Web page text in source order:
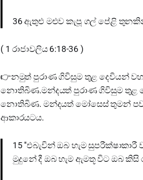
36 ඇතුළු මළුව කැපූ ගල් පේළි
( 1 රාජාවලිය 6:18-36 )
👉නමුත් පුරාණ ගිවිසුම තුළ දෙවියන්
නොතිබිණ.මන්දයත් පුරාණ ගිවිසුම තුළ
නොතිබිණ. මන්දයත් මෝසෙස් තුමන්
ආකාරයටය.
15 ''එබැවින් ඔබ හැම
මුදුනේ දී ඔබ හැම ඇමතූ විට ඔබ කිසි